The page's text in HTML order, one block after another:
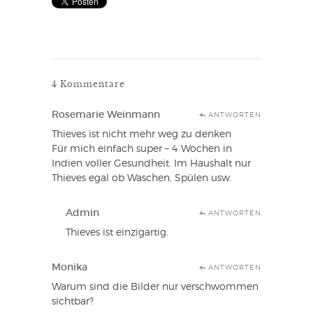
4 Kommentare
Rosemarie Weinmann ANTWORTEN
Thieves ist nicht mehr weg zu denken
Für mich einfach super – 4 Wochen in
Indien voller Gesundheit. Im Haushalt nur
Thieves egal ob Waschen, Spülen usw.
Admin ANTWORTEN
Thieves ist einzigartig.
Monika ANTWORTEN
Warum sind die Bilder nur verschwommen
sichtbar?